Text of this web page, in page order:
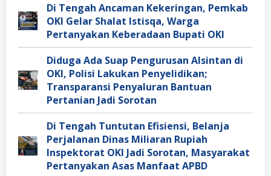
Di Tengah Ancaman Kekeringan, Pemkab
OKI Gelar Shalat Istisqa, Warga
Pertanyakan Keberadaan Bupati OKI
Diduga Ada Suap Pengurusan Alsintan di
OKI, Polisi Lakukan Penyelidikan;
Transparansi Penyaluran Bantuan
Pertanian Jadi Sorotan
Di Tengah Tuntutan Efisiensi, Belanja
Perjalanan Dinas Miliaran Rupiah
Inspektorat OKI Jadi Sorotan, Masyarakat
Pertanyakan Asas Manfaat APBD